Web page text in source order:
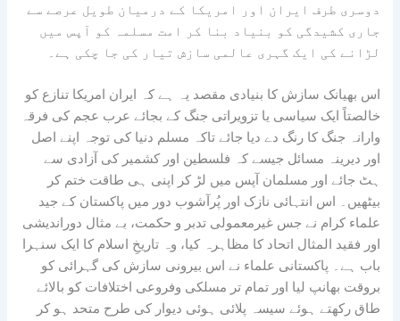
دوسری طرف ایران اور امریکا کے درمیان طویل عرصے سے
جاری کشیدگی کو بنیاد بنا کر امت مسلمہ کو آپس میں
لڑانے کی ایک گہری عالمی سازش تیار کی جا چکی ہے۔
اس بھیانک سازش کا بنیادی مقصد یہ ہے کہ ایران امریکا تنازع کو
خالصتاً ایک سیاسی یا تزویراتی جنگ کے بجائے عرب عجم کی فرقہ
وارانہ جنگ کا رنگ دے دیا جائے تاکہ مسلم دنیا کی توجہ اپنے اصل
اور دیرینہ مسائل جیسے کہ فلسطین اور کشمیر کی آزادی سے
ہٹ جائے اور مسلمان آپس میں لڑ کر اپنی ہی طاقت ختم کر
بیٹھیں۔ اس انتہائی نازک اور پُرآشوب دور میں پاکستان کے جید
علماء کرام نے جس غیرمعمولی تدبر و حکمت، بے مثال دوراندیشی
اور فقید المثال اتحاد کا مظاہرہ کیا، وہ تاریخِ اسلام کا ایک سنہرا
باب ہے۔ پاکستانی علماء نے اس بیرونی سازش کی گہرائی کو
بروقت بھانپ لیا اور تمام تر مسلکی وفروعی اختلافات کو بالائے
طاق رکھتے ہوئے سیسہ پلائی ہوئی دیوار کی طرح متحد ہو کر